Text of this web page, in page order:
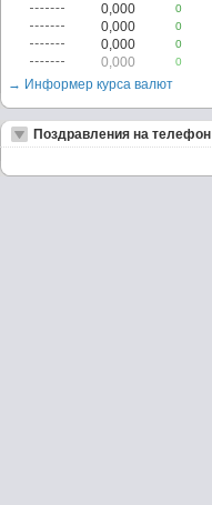
0,000
0
0,000
0
0,000
0
0,000
0
→ Информер курса валют
Поздравления на телефон